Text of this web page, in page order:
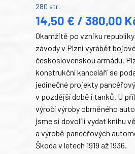
280 str.
14,50 € / 380,00
Okamžitě po vzniku
závody v Plzni vyrábět
československou armádu.
konstrukční kanceláři se
jedinečné projekty
v pozdější době i tanků. U
výročí výroby obrněného
jsme si dovolili vydat knihu
a výrobě pancéřových
Škoda v letech 1919 až 1936.